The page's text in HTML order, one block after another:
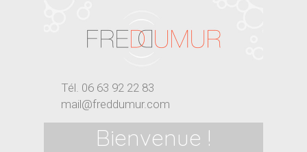
Tél. 06 63 92 22 83
mail@freddumur.com
Bienvenue !